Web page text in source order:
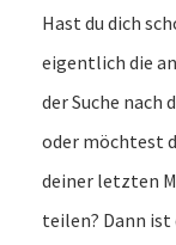
Hast du dich
eigentlich die
der Suche
oder möchtest
deiner letzten
teilen? Dann ist